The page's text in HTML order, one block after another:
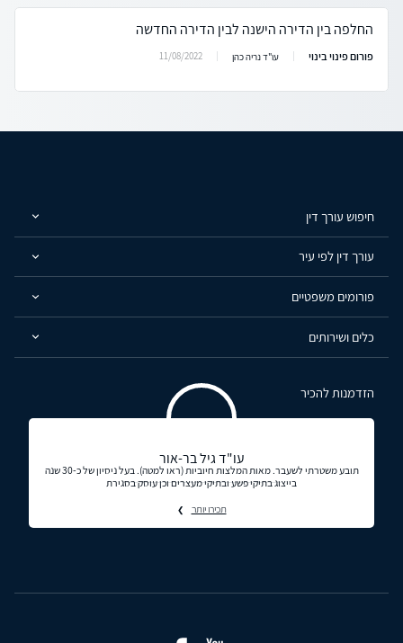
החלפה בין הדירה הישנה לבין הדירה החדשה
פורום פינוי בינוי עו"ד נריה כהן 11/08/2022
חיפוש עורך דין
עורך דין לפי עיר
פורומים משפטיים
כלים ושירותים
הזדמנות להכיר
עו"ד גיל בר-אור
תובע משטרתי לשעבר. מאות המלצות חיוביות (ראו למטה). בעל ניסיון של כ-30 שנה
בייצוג בתיקי פשע ובתיקי מעצרים וכן עוסק בסגירת
תכירו יותר